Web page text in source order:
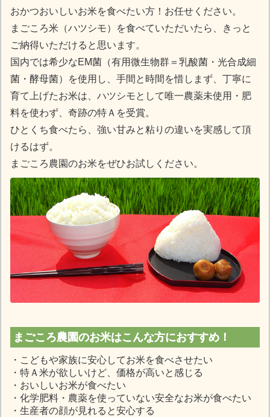
おかつおいしいお米を食べたい方！お任せください。
まごころ米（ハツシモ）を食べていただいたら、きっと
ご納得いただけると思います。
国内では希少なEM菌（有用微生物群＝乳酸菌・光合成細
菌・酵母菌）を使用し、手間と時間を惜しまず、丁寧に
育て上げたお米は、ハツシモとして唯一農薬未使用・肥
料を使わず、奇跡の特Ａを受賞。
ひとくち食べたら、強い甘みと粘りの違いを実感して頂
けるはず。
まごころ農園のお米をぜひお試しください。
まごころ農園のお米はこんな方におすすめ！
・こどもや家族に安心してお米を食べさせたい
・特Ａ米が欲しいけど、価格が高いと感じる
・おいしいお米が食べたい
・化学肥料・農薬を使っていない安全なお米が食べたい
・生産者の顔が見れると安心する